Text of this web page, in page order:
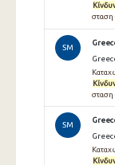
σταση
SM
σταση
SM